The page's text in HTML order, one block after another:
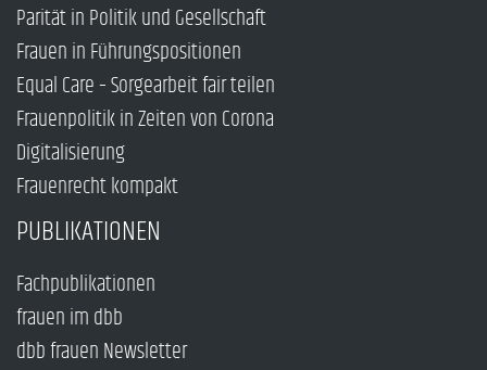
Parität in Politik und Gesellschaft
Frauen in Führungspositionen
Equal Care – Sorgearbeit fair teilen
Frauenpolitik in Zeiten von Corona
Digitalisierung
Frauenrecht kompakt
PUBLIKATIONEN
Fachpublikationen
frauen im dbb
dbb frauen Newsletter